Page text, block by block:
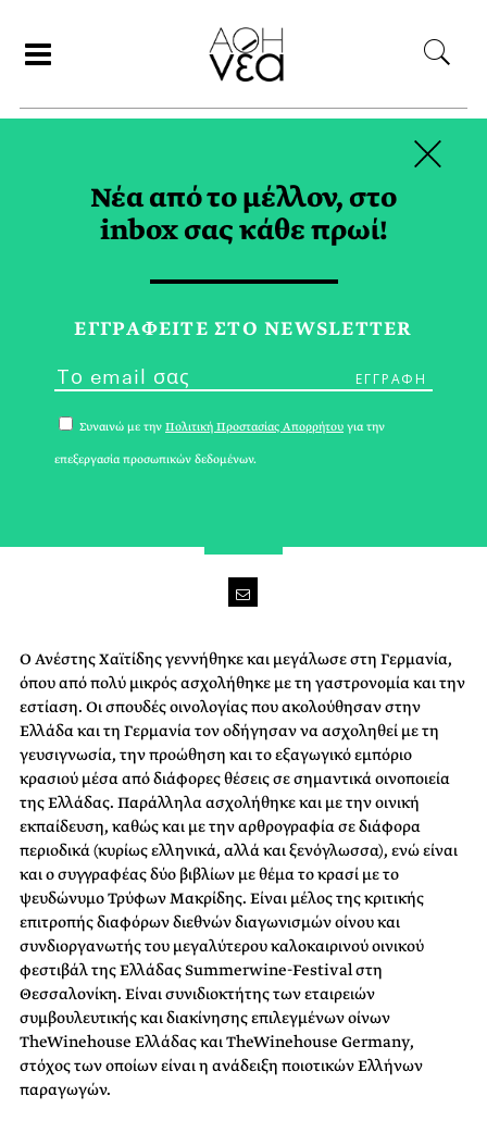
ΑΝΕΣΤΗΣ ΧΑΪΤΙΔΗΣ
Ο Ανέστης Χαϊτίδης γεννήθηκε και μεγάλωσε στη Γερμανία,
όπου από πολύ μικρός ασχολήθηκε με τη γαστρονομία και την
εστίαση. Οι σπουδές οινολογίας που ακολούθησαν στην
Ελλάδα και τη Γερμανία τον οδήγησαν να ασχοληθεί με τη
γευσιγνωσία, την προώθηση και το εξαγωγικό εμπόριο
κρασιού μέσα από διάφορες θέσεις σε σημαντικά οινοποιεία
της Ελλάδας. Παράλληλα ασχολήθηκε και με την οινική
εκπαίδευση, καθώς και με την αρθρογραφία σε διάφορα
περιοδικά (κυρίως ελληνικά, αλλά και ξενόγλωσσα), ενώ είναι
και ο συγγραφέας δύο βιβλίων με θέμα το κρασί με το
ψευδώνυμο Τρύφων Μακρίδης. Είναι μέλος της κριτικής
επιτροπής διαφόρων διεθνών διαγωνισμών οίνου και
συνδιοργανωτής του μεγαλύτερου καλοκαιρινού οινικού
φεστιβάλ της Ελλάδας Summerwine-Festival στη
Θεσσαλονίκη. Eίναι συνιδιοκτήτης των εταιρειών
συμβουλευτικής και διακίνησης επιλεγμένων οίνων
TheWinehouse Ελλάδας και TheWinehouse Germany,
στόχος των οποίων είναι η ανάδειξη ποιοτικών Eλλήνων
παραγωγών.
Νέα από το μέλλον, στο
inbox σας κάθε πρωί!
ΕΓΓPΑΦΕΙΤΕ ΣΤΟ NEWSLETTER
Συναινώ με την Πολιτική Προστασίας Απορρήτου για την
επεξεργασία προσωπικών δεδομένων.
×